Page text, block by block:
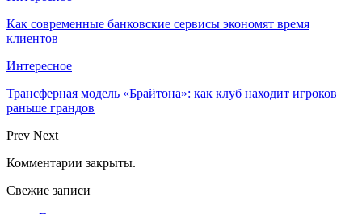
Как современные банковские сервисы экономят время
клиентов
Интересное
Трансферная модель «Брайтона»: как клуб находит игроков
раньше грандов
Prev Next
Комментарии закрыты.
Свежие записи